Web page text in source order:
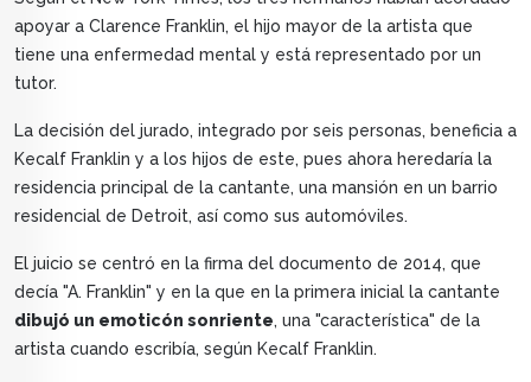
apoyar a Clarence Franklin, el hijo mayor de la artista que
tiene una enfermedad mental y está representado por un
tutor.
La decisión del jurado, integrado por seis personas, beneficia a
Kecalf Franklin y a los hijos de este, pues ahora heredaría la
residencia principal de la cantante, una mansión en un barrio
residencial de Detroit, así como sus automóviles.
El juicio se centró en la firma del documento de 2014, que
decía "A. Franklin" y en la que en la primera inicial la cantante
dibujó un emoticón sonriente, una "característica" de la
artista cuando escribía, según Kecalf Franklin.